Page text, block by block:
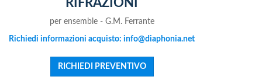
RIFRAZIONI
per ensemble - G.M. Ferrante
Richiedi informazioni acquisto: info@diaphonia.net